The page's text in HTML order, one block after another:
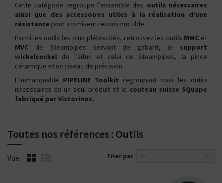
Cette catégorie regroupe l’ensemble des outils nécessaires
ainsi que des accessoires utiles à la réalisation d’une
résistance pour atomiseur reconstructible.
Parmi les outils les plus plébiscités, retrouvez les outils MMC et
MVC de Steampipes servant de gabarit, le support
wickelsockel de Taifun et celui de Steampipes, la pince
céramique et un ciseau de précision.
L’immanquable PIPELINE Toolkit regroupant tous les outils
nécessaires en un seul produit et le couteau suisse SQuape
fabriqué par Victorinox.
Toutes nos références : Outils
Vue Trier par --